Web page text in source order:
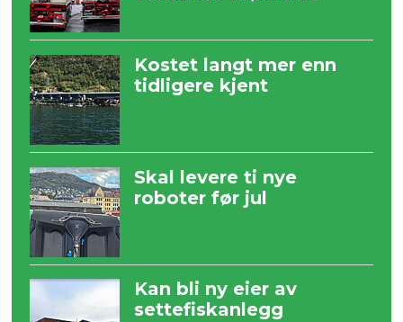
Kostet langt mer enn
tidligere kjent
Skal levere ti nye
roboter før jul
Kan bli ny eier av
settefiskanlegg